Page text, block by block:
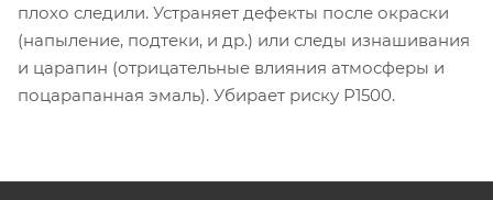
плохо следили. Устраняет дефекты после окраски
(напыление, подтеки, и др.) или следы изнашивания
и царапин (отрицательные влияния атмосферы и
поцарапанная эмаль). Убирает риску Р1500.